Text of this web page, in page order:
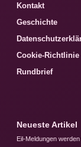
Kontakt
Geschichte
Cookie-Richtlinie
Rundbrief
Neueste Artikel
Eil-Meldungen